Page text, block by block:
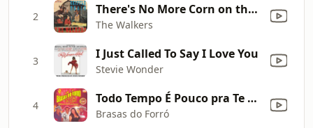
2 There's No More Corn on the Brasos
The Walkers
3 I Just Called To Say I Love You
Stevie Wonder
4 Todo Tempo É Pouco pra Te Amar (Ao Vivo)
Brasas do Forró